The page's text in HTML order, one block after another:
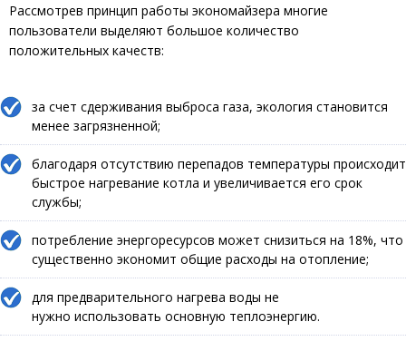
Рассмотрев принцип работы экономайзера многие
пользователи выделяют большое количество
положительных качеств:
за счет сдерживания выброса газа, экология становится
менее загрязненной;
благодаря отсутствию перепадов температуры происходит
быстрое нагревание котла и увеличивается его срок
службы;
потребление энергоресурсов может снизиться на 18%, что
существенно экономит общие расходы на отопление;
для предварительного нагрева воды не
нужно использовать основную теплоэнергию.